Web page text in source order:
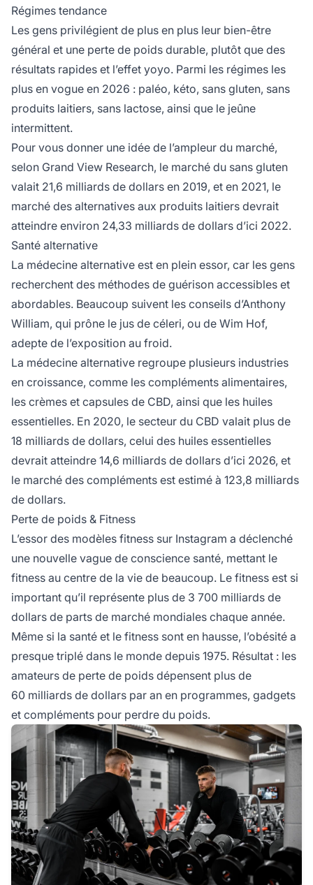
Régimes tendance
Les gens privilégient de plus en plus leur bien-être
général et une perte de poids durable, plutôt que des
résultats rapides et l’effet yoyo. Parmi les régimes les
plus en vogue en 2026 : paléo, kéto, sans gluten, sans
produits laitiers, sans lactose, ainsi que le jeûne
intermittent.
Pour vous donner une idée de l’ampleur du marché,
selon Grand View Research, le marché du sans gluten
valait 21,6 milliards de dollars en 2019, et en 2021, le
marché des alternatives aux produits laitiers devrait
atteindre environ 24,33 milliards de dollars d’ici 2022.
Santé alternative
La médecine alternative est en plein essor, car les gens
recherchent des méthodes de guérison accessibles et
abordables. Beaucoup suivent les conseils d’Anthony
William, qui prône le jus de céleri, ou de Wim Hof,
adepte de l’exposition au froid.
La médecine alternative regroupe plusieurs industries
en croissance, comme les compléments alimentaires,
les crèmes et capsules de CBD, ainsi que les huiles
essentielles. En 2020, le secteur du CBD valait plus de
18 milliards de dollars, celui des huiles essentielles
devrait atteindre 14,6 milliards de dollars d’ici 2026, et
le marché des compléments est estimé à 123,8 milliards
de dollars.
Perte de poids & Fitness
L’essor des modèles fitness sur Instagram a déclenché
une nouvelle vague de conscience santé, mettant le
fitness au centre de la vie de beaucoup. Le fitness est si
important qu’il représente plus de 3 700 milliards de
dollars de parts de marché mondiales chaque année.
Même si la santé et le fitness sont en hausse, l’obésité a
presque triplé dans le monde depuis 1975. Résultat : les
amateurs de perte de poids dépensent plus de
60 milliards de dollars par an en programmes, gadgets
et compléments pour perdre du poids.